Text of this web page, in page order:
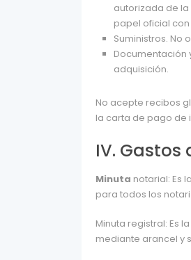
autorizada de
papel oficial
Suministros. No
Documentación
adquisición.
No acepte recibos
la carta de pago de
IV.
Minuta notarial: Es
para todos los
Minuta registral: Es
mediante arancel y